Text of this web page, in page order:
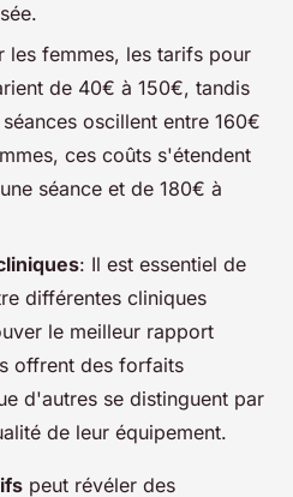
les femmes, les tarifs pour
de 40€ à 150€, tandis
oscillent entre 160€
ces coûts s'étendent
séance et de 180€ à
: Il est essentiel de
différentes cliniques
le meilleur rapport
offrent des forfaits
d'autres se distinguent par
de leur équipement.
peut révéler des